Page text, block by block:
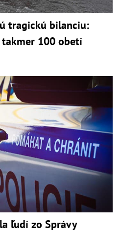
tragickú bilanciu:
100 obetí
ľudí zo Správy